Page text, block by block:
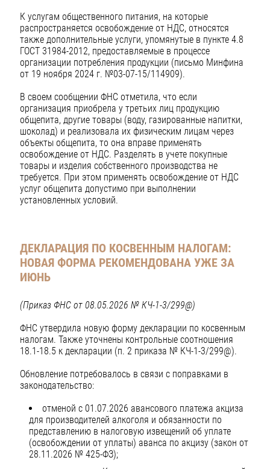
К услугам общественного питания, на которые
распространяется освобождение от НДС, относятся
также дополнительные услуги, упомянутые в пункте 4.8
ГОСТ 31984-2012, предоставляемые в процессе
организации потребления продукции (письмо Минфина
от 19 ноября 2024 г. №03-07-15/114909).
В своем сообщении ФНС отметила, что если
организация приобрела у третьих лиц продукцию
общепита, другие товары (воду, газированные напитки,
шоколад) и реализовала их физическим лицам через
объекты общепита, то она вправе применять
освобождение от НДС. Разделять в учете покупные
товары и изделия собственного производства не
требуется. При этом применять освобождение от НДС
услуг общепита допустимо при выполнении
установленных условий.
ДЕКЛАРАЦИЯ ПО КОСВЕННЫМ НАЛОГАМ:
НОВАЯ ФОРМА РЕКОМЕНДОВАНА УЖЕ ЗА
ИЮНЬ
(Приказ ФНС от 08.05.2026 № КЧ-1-3/299@)
ФНС утвердила новую форму декларации по косвенным
налогам. Также уточнены контрольные соотношения
18.1-18.5 к декларации (п. 2 приказа № КЧ-1-3/299@).
Обновление потребовалось в связи с поправками в
законодательство:
отменой с 01.07.2026 авансового платежа акциза
для производителей алкоголя и обязанности по
представлению в налоговую извещений об уплате
(освобождении от уплаты) аванса по акцизу (закон от
28.11.2026 № 425-ФЗ);